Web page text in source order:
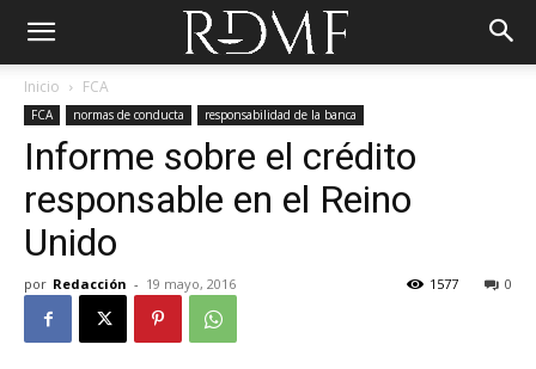
Inicio FCA
FCA normas de conducta responsabilidad de la banca
Informe sobre el crédito
responsable en el Reino
Unido
por Redacción - 19 mayo, 2016 0
1577